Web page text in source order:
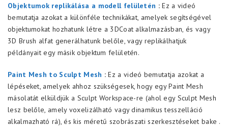
Objektumok replikálása a modell felületén :Ez a videó
bemutatja azokat a különféle technikákat, amelyek segítségével
objektumokat hozhatunk létre a 3DCoat alkalmazásban, és vagy
3D Brush alfat generálhatunk belőle, vagy replikálhatjuk
példányait egy másik objektum felületén.
Paint Mesh to Sculpt Mesh : Ez a videó bemutatja azokat a
lépéseket, amelyek ahhoz szükségesek, hogy egy Paint Mesh
másolatát elküldjük a Sculpt Workspace-re (ahol egy Sculpt Mesh
lesz belőle, amely voxelizálható vagy dinamikus tesszelláció
alkalmazható rá), és kis méretű szobrászati szerkesztéseket bake .